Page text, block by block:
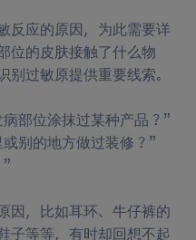
反应的原因，为此需要详
位的皮肤接触了什么物
别过敏原提供重要线索。
部位涂抹过某种产品？”
别的地方做过装修？”
因，比如耳环、牛仔裤的
子等等，有时却回想不起